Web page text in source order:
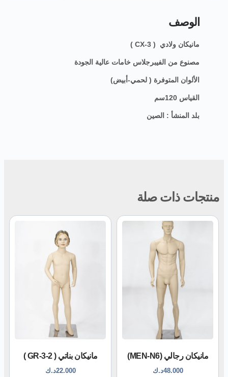
الوصف
مانيكان ولادي ( CX-3 )
مصنوع من الفيبرجلاس خامات عالية الجودة
الألوان المتوفرة ( لحمي-أبيض)
القياس 120سم
بلد المنشأ : الصين
منتجات ذات صلة
مانيكان رجالي (MEN-N6)
48.000د.ك
مانيكان بناتي ( GR-3-2 )
22.000د.ك